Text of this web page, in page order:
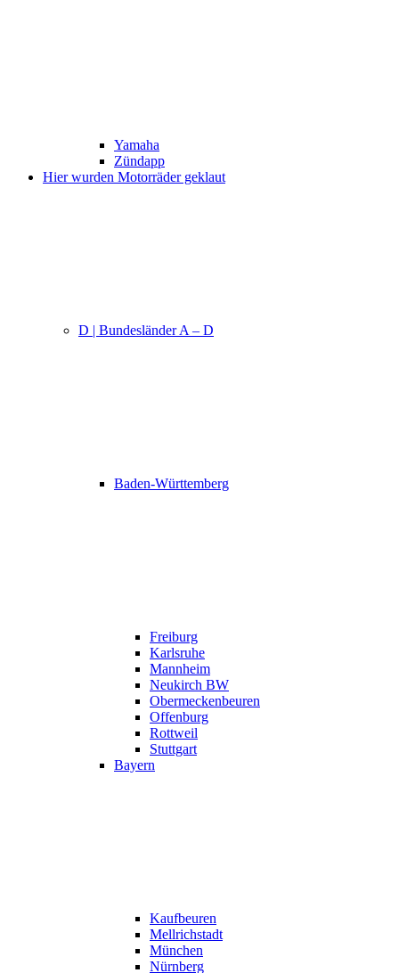
Yamaha
Zündapp
Hier wurden Motorräder geklaut
D | Bundesländer A – D
Baden-Württemberg
Freiburg
Karlsruhe
Mannheim
Neukirch BW
Obermeckenbeuren
Offenburg
Rottweil
Stuttgart
Bayern
Kaufbeuren
Mellrichstadt
München
Nürnberg